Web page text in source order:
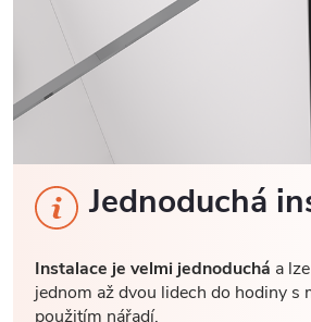
Jednoduchá
Instalace je velmi jednoduchá a
jednom až dvou lidech do hodiny s
použitím nářadí.